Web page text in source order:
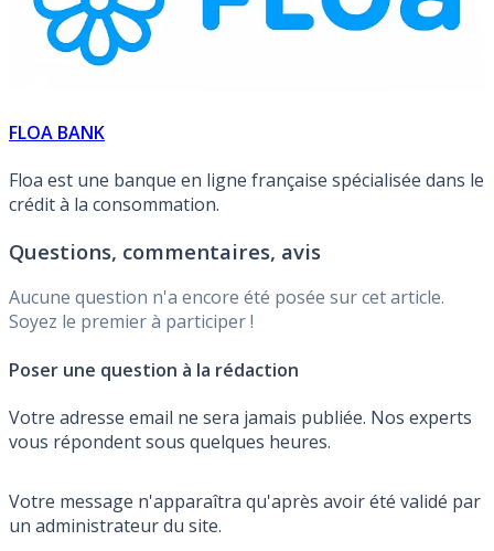
FLOA BANK
Floa est une banque en ligne française spécialisée dans le
crédit à la consommation.
Questions, commentaires, avis
Aucune question n'a encore été posée sur cet article.
Soyez le premier à participer !
Poser une question à la rédaction
Votre adresse email ne sera jamais publiée. Nos experts
vous répondent sous quelques heures.
Votre message n'apparaîtra qu'après avoir été validé par
un administrateur du site.